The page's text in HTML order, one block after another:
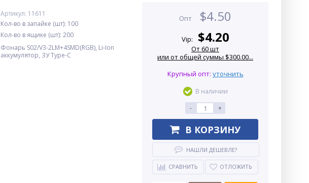
Артикул: 11611
Кол-во в запайке (шт): 100
Кол-во в ящике (шт): 200
Фонарь S02/V3-2LM+4SMD(RGB), Li-Ion
аккумулятор, ЗУ Type-C
Опт $4.50
Vip: $4.20
От 60 шт
или от общей суммы $300.00...
Крупный опт: уточнить
В наличии
-
+
В КОРЗИНУ
НАШЛИ ДЕШЕВЛЕ?
СРАВНИТЬ ОТЛОЖИТЬ